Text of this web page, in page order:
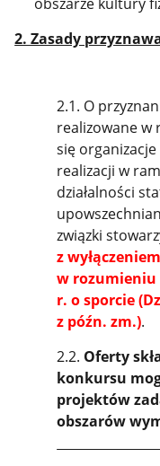
2. Zasady
2.1. O
realizowane w
się
realizacji w
działalności
związki
z
w rozumieniu
r. o sporcie
z późn. zm.).
2.2. Oferty
konkursu
projektów
obszarów